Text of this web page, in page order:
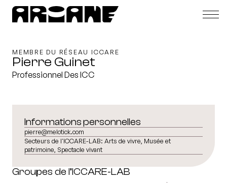
MEMBRE DU RÉSEAU ICCARE
Pierre Guinet
Professionnel Des ICC
Informations personnelles
pierre@melotick.com
Secteurs de l'ICCARE-LAB: Arts de vivre, Musée et
patrimoine, Spectacle vivant
Groupes de l’ICCARE-LAB